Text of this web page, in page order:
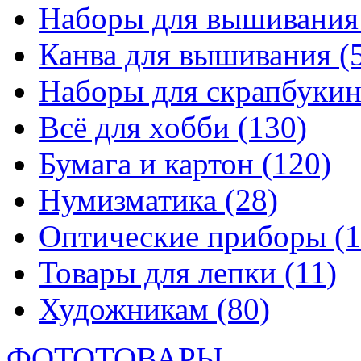
Наборы для
Канва для вышивания
Наборы для
Всё для хобби (130)
Бумага и картон (120)
Нумизматика (28)
Оптические приборы
Товары для лепки (11)
Художникам (80)